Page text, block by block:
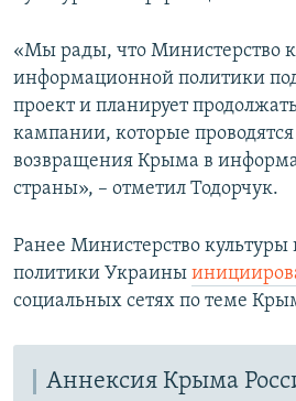
«Мы рады, что Министерство
информационной политики
проект и планирует
кампании, которые
возвращения Крыма в
страны», – отметил Тодорчук.
Ранее Министерство
политики Украины
социальных сетях по теме
Аннексия Крыма